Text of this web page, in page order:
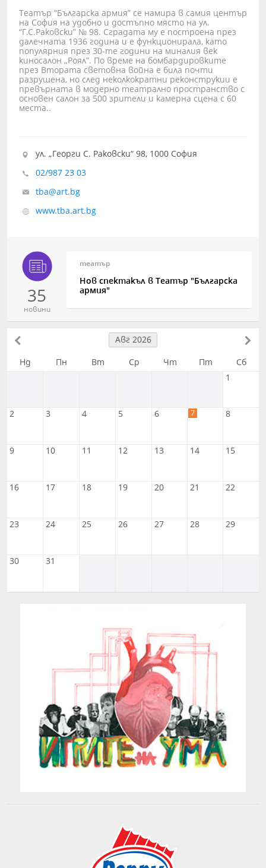
Театър “Българска армия” се намира в самия център
на София на удобно и достъпно място на ул.
“Г.С.Раковски” № 98. Сградата му е построена през
далечната 1936 година и е функционирала, като
популярния през 30-те години на миналия век
киносалон „Роял”. По време на бомбардировките
през Втората световна война е била почти
разрушена, но след неколкократни реконструкии е
превърната в модерно театрално пространство с
основен салон за 500 зрители и камерна сцена с 60
места..
ул. „Георги С. Раковски“ 98, 1000 София
02/987 23 03
tba@art.bg
www.tba.art.bg
35
новини
театър
Нов спектакъл в Театър "Българска
армия"
Авг 2026
Нд
Пн Вт Ср Чт Пт
Сб
1
2 3 4 5 6 7 8
9 10 11 12 13 14 15
16 17 18 19 20 21 22
23 24 25 26 27 28 29
30 31